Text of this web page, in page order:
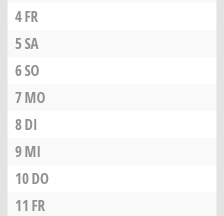
4FR
5SA
6SO
7MO
8DI
9MI
10DO
11 FR